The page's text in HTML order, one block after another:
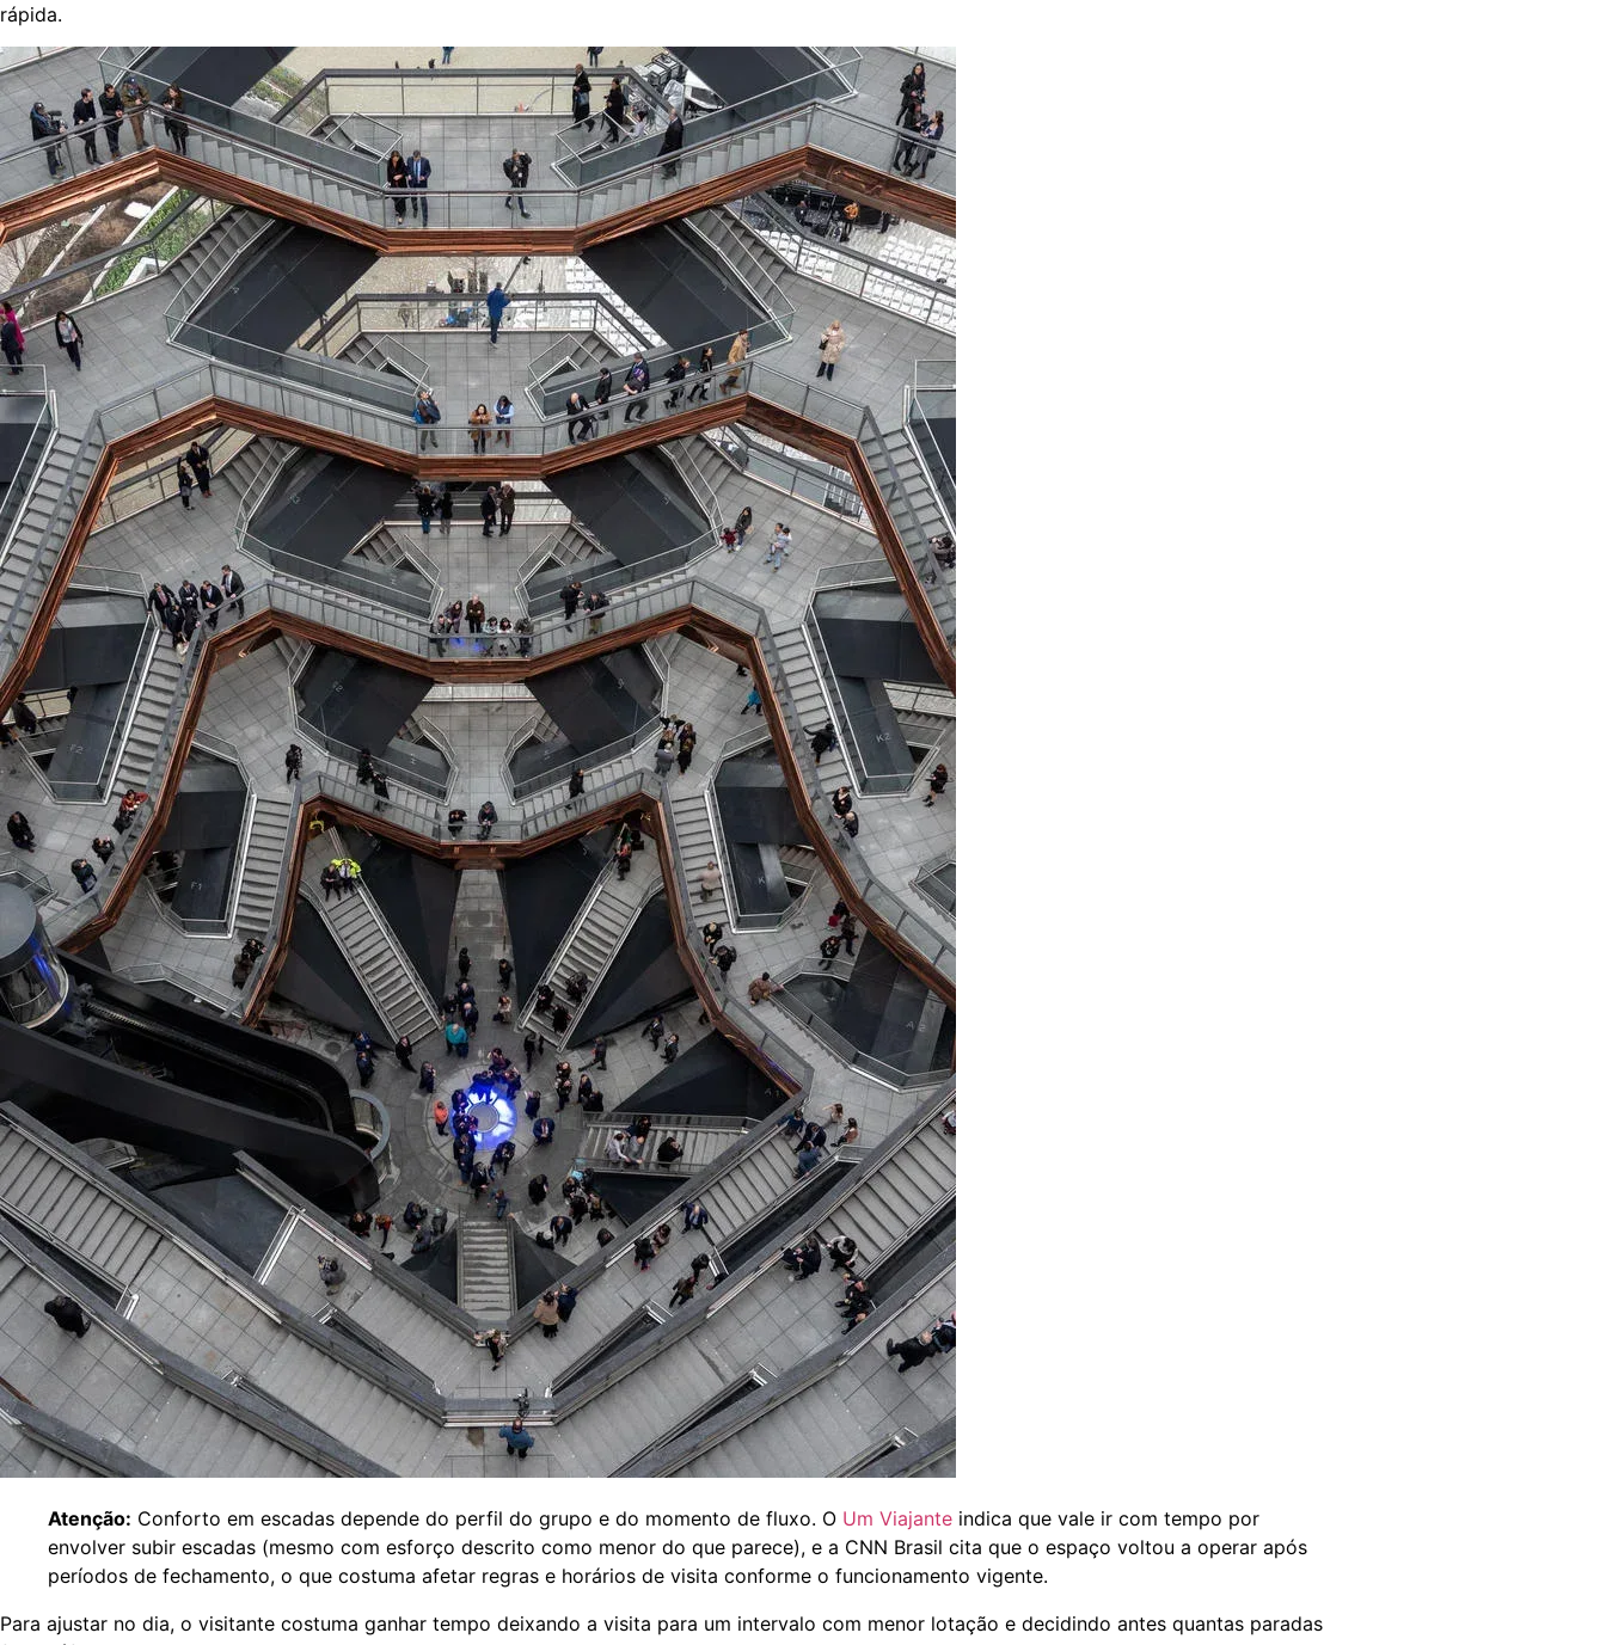
rápida.
Atenção: Conforto em escadas depende do perfil do grupo e do momento de fluxo. O Um Viajante indica que vale ir com tempo por
envolver subir escadas (mesmo com esforço descrito como menor do que parece), e a CNN Brasil cita que o espaço voltou a operar após
períodos de fechamento, o que costuma afetar regras e horários de visita conforme o funcionamento vigente.
Para ajustar no dia, o visitante costuma ganhar tempo deixando a visita para um intervalo com menor lotação e decidindo antes quantas paradas